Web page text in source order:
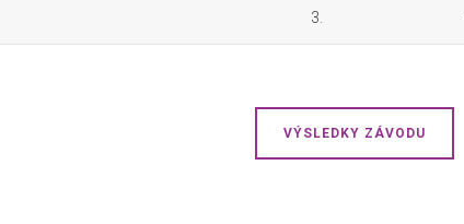
3.
VÝSLEDKY ZÁVODU